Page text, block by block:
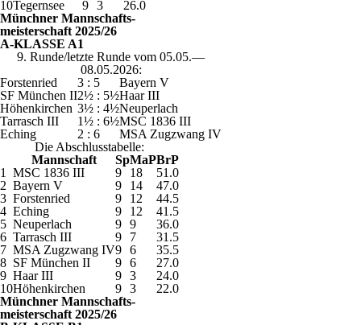
10Tegernsee 9 3
26.0
Münchner Mannschafts-
meisterschaft 2025/26
A-KLASSE A1
9. Runde/letzte Runde vom 05.05.—
08.05.2026:
Forstenried
3 : 5
Bayern V
SF München II2½ : 5½Haar III
Höhenkirchen 3½ : 4½Neuperlach
Tarrasch III
1½ : 6½MSC 1836 III
Eching
2 : 6
MSA Zugzwang IV
Die Abschlusstabelle:
Mannschaft
SpMaPBrP
1
MSC 1836 III 9 18
51.0
2 Bayern V 9 14
47.0
3 Forstenried 9 12
44.5
4 Eching 9 12
41.5
5 Neuperlach 9 9
36.0
6 Tarrasch III 9 7
31.5
7 MSA Zugzwang IV9 6
35.5
8 SF München II 9 6
27.0
9 Haar III 9 3
24.0
10Höhenkirchen 9 3
22.0
Münchner Mannschafts-
meisterschaft 2025/26